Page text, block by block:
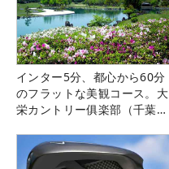
インター5分、都心から60分
のフラットな美観コース。大
栄カントリー俱楽部（千葉